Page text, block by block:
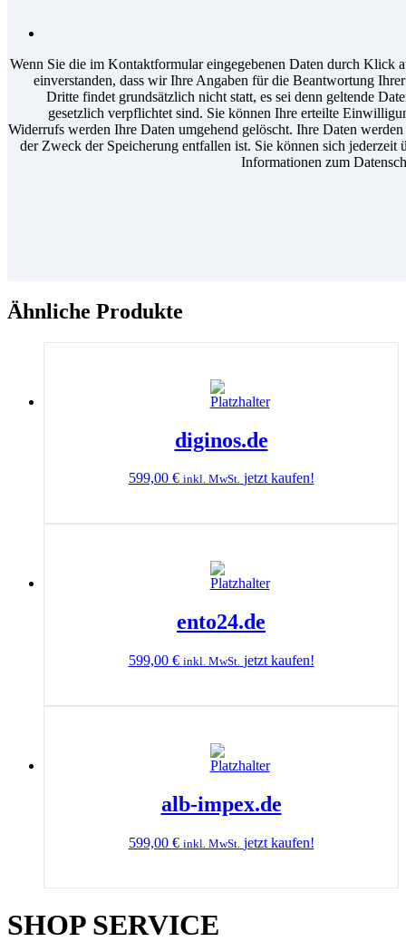
Wenn Sie die im Kontaktformular eingegebenen Daten durch Klick
einverstanden, dass wir Ihre Angaben für die Beantwortung
Dritte findet grundsätzlich nicht statt, es sei denn geltende
gesetzlich verpflichtet sind. Sie können Ihre erteilte
Widerrufs werden Ihre Daten umgehend gelöscht. Ihre Daten
der Zweck der Speicherung entfallen ist. Sie können sich
Informationen zum
Ähnliche Produkte
diginos.de
599,00 € inkl. MwSt. jetzt kaufen!
ento24.de
599,00 € inkl. MwSt. jetzt kaufen!
alb-impex.de
599,00 € inkl. MwSt. jetzt kaufen!
SHOP SERVICE